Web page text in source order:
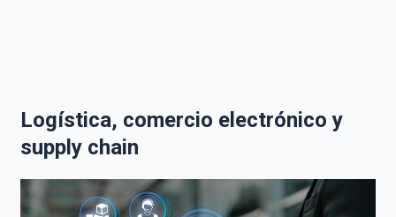
Logística, comercio electrónico y
supply chain